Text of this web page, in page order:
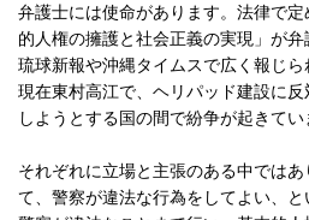
弁護士には使命があります。法律で
的人権の擁護と社会正義の実現」が弁
琉球新報や沖縄タイムスで広く報じら
現在東村高江で、ヘリパッド建設に
しようとする国の間で紛争が起きてい
それぞれに立場と主張のある中では
て、警察が違法な行為をしてよい、と